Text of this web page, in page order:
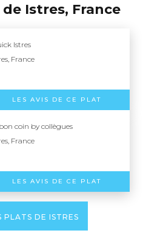
Istres, France
Istres
France
LES AVIS DE CE PLAT
coin by collègues
France
LES AVIS DE CE PLAT
PLATS DE ISTRES